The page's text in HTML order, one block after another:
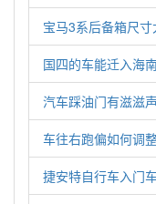
宝马3系后备箱尺寸
国四的车能迁入海
汽车踩油门有滋滋
车往右跑偏如何调
捷安特自行车入门